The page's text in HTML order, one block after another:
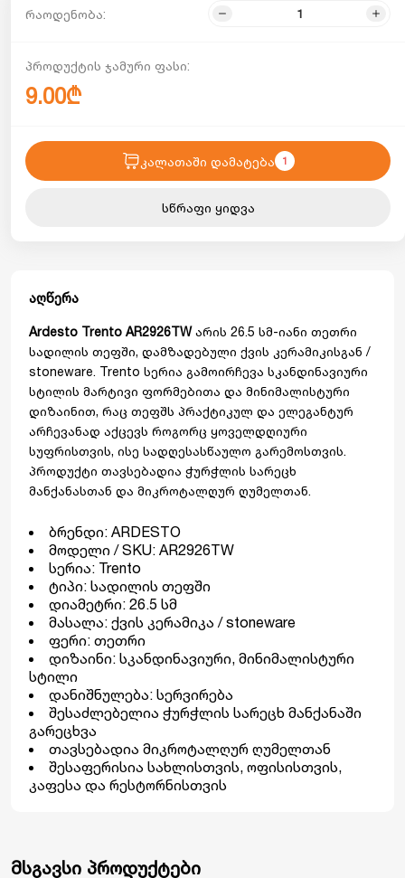
რაოდენობა:
პროდუქტის ჯამური ფასი:
9.00₾
კალათაში დამატება 1
სწრაფი ყიდვა
აღწერა
Ardesto Trento AR2926TWარის 26.5 სმ-იანი თეთრი
სადილის თეფში, დამზადებული ქვის კერამიკისგან /
stoneware. Trento სერია გამოირჩევა სკანდინავიური
სტილის მარტივი ფორმებითა და მინიმალისტური
დიზაინით, რაც თეფშს პრაქტიკულ და ელეგანტურ
არჩევანად აქცევს როგორც ყოველდღიური
სუფრისთვის, ისე სადღესასწაულო გარემოსთვის.
პროდუქტი თავსებადია ჭურჭლის სარეცხ
მანქანასთან და მიკროტალღურ ღუმელთან.
ბრენდი: ARDESTO
მოდელი / SKU: AR2926TW
სერია: Trento
ტიპი: სადილის თეფში
დიამეტრი: 26.5 სმ
მასალა: ქვის კერამიკა / stoneware
ფერი: თეთრი
დიზაინი: სკანდინავიური, მინიმალისტური
სტილი
დანიშნულება: სერვირება
შესაძლებელია ჭურჭლის სარეცხ მანქანაში
გარეცხვა
თავსებადია მიკროტალღურ ღუმელთან
შესაფერისია სახლისთვის, ოფისისთვის,
კაფესა და რესტორნისთვის
მსგავსი პროდუქტები